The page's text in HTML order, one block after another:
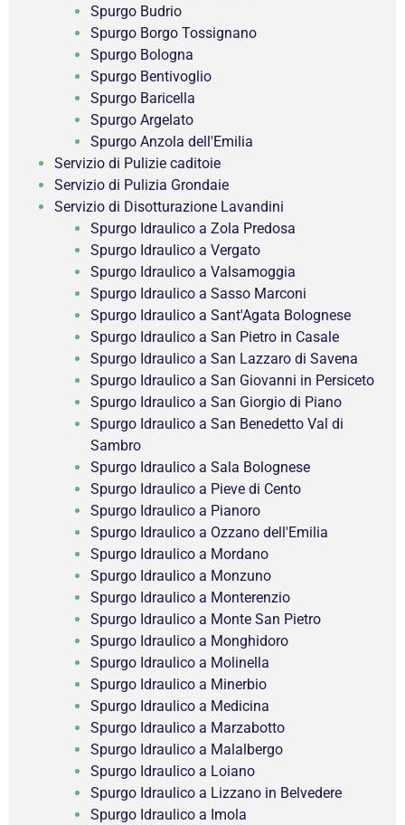
Spurgo Budrio
Spurgo Borgo Tossignano
Spurgo Bologna
Spurgo Bentivoglio
Spurgo Baricella
Spurgo Argelato
Spurgo Anzola dell'Emilia
Servizio di Pulizie caditoie
Servizio di Pulizia Grondaie
Servizio di Disotturazione Lavandini
Spurgo Idraulico a Zola Predosa
Spurgo Idraulico a Vergato
Spurgo Idraulico a Valsamoggia
Spurgo Idraulico a Sasso Marconi
Spurgo Idraulico a Sant'Agata Bolognese
Spurgo Idraulico a San Pietro in Casale
Spurgo Idraulico a San Lazzaro di Savena
Spurgo Idraulico a San Giovanni in Persiceto
Spurgo Idraulico a San Giorgio di Piano
Spurgo Idraulico a San Benedetto Val di
Sambro
Spurgo Idraulico a Sala Bolognese
Spurgo Idraulico a Pieve di Cento
Spurgo Idraulico a Pianoro
Spurgo Idraulico a Ozzano dell'Emilia
Spurgo Idraulico a Mordano
Spurgo Idraulico a Monzuno
Spurgo Idraulico a Monterenzio
Spurgo Idraulico a Monte San Pietro
Spurgo Idraulico a Monghidoro
Spurgo Idraulico a Molinella
Spurgo Idraulico a Minerbio
Spurgo Idraulico a Medicina
Spurgo Idraulico a Marzabotto
Spurgo Idraulico a Malalbergo
Spurgo Idraulico a Loiano
Spurgo Idraulico a Lizzano in Belvedere
Spurgo Idraulico a Imola